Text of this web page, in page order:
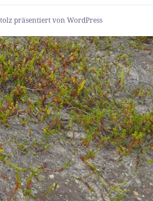
präsentiert von WordPress